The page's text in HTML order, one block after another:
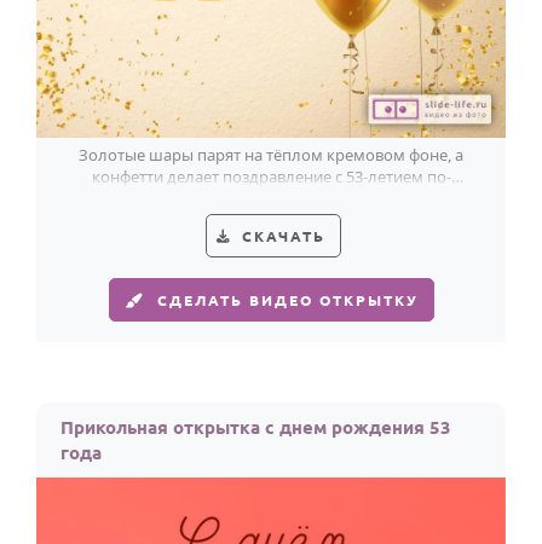
Золотые шары парят на тёплом кремовом фоне, а
конфетти делает поздравление с 53-летием по-
СКАЧАТЬ
СДЕЛАТЬ ВИДЕО ОТКРЫТКУ
Прикольная открытка с днем рождения 53
года